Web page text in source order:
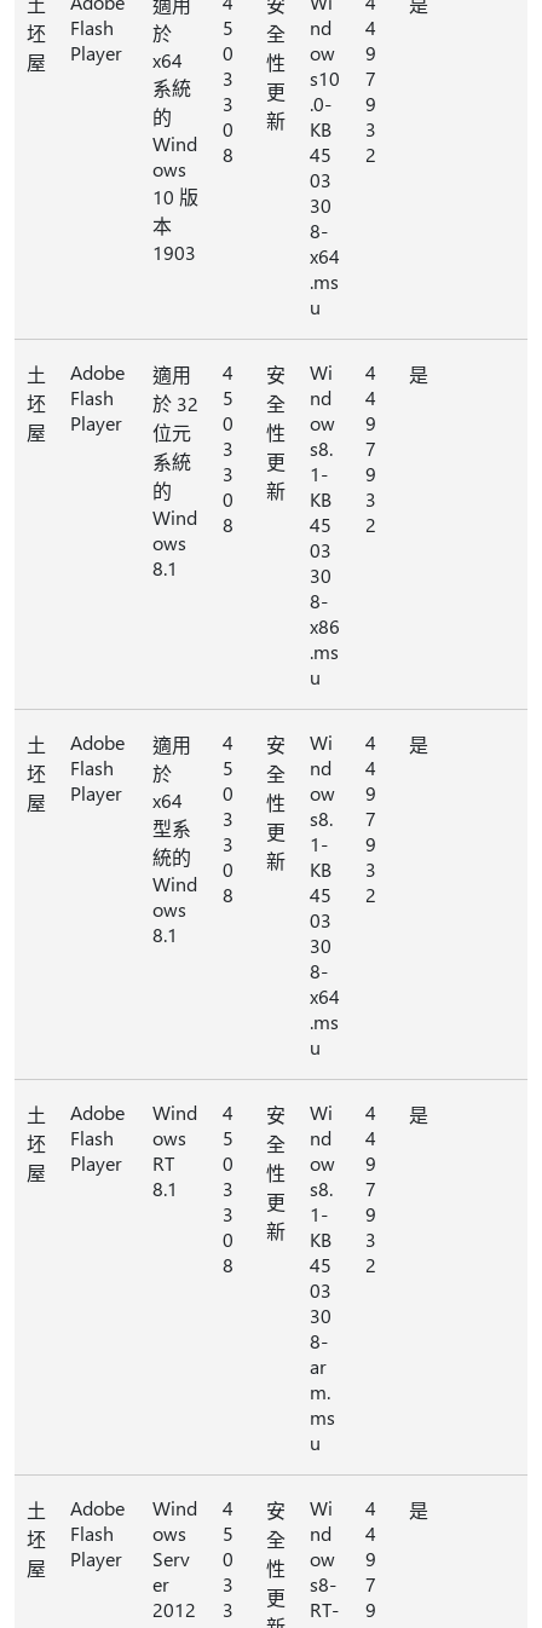
坯
屋
Flash
Player
於
x64
系統
的
Wind
ows
10 版
本
1903
5
0
3
3
0
8
全
性
更
新
nd
ow
s10
.0-
KB
45
03
30
8-
x64
.ms
u
4
9
7
9
3
2
土
坯
屋
Adobe
Flash
Player
適用
於 32
位元
系統
的
Wind
ows
8.1
4
5
0
3
3
0
8
安
全
性
更
新
Wi
nd
ow
s8.
1-
KB
45
03
30
8-
x86
.ms
u
4
4
9
7
9
3
2
是
土
坯
屋
Adobe
Flash
Player
適用
於
x64
型系
統的
Wind
ows
8.1
4
5
0
3
3
0
8
安
全
性
更
新
Wi
nd
ow
s8.
1-
KB
45
03
30
8-
x64
.ms
u
4
4
9
7
9
3
2
是
土
坯
屋
Adobe
Flash
Player
Wind
ows
RT
8.1
4
5
0
3
3
0
8
安
全
性
更
新
Wi
nd
ow
s8.
1-
KB
45
03
30
8-
ar
m.
ms
u
4
4
9
7
9
3
2
是
土
坯
屋
Adobe
Flash
Player
Wind
ows
Serv
er
2012
4
5
0
3
3
安
全
性
更
Wi
nd
ow
s8-
RT-
4
4
9
7
9
是